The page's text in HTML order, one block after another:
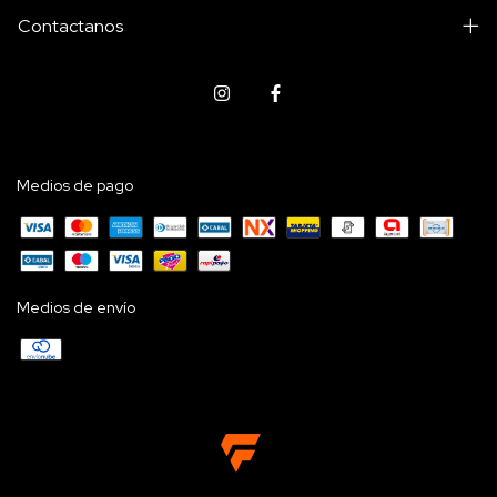
Contactanos
Medios de pago
Medios de envío